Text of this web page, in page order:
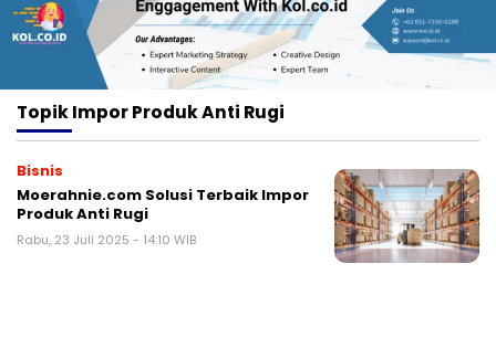
TopikImpor Produk Anti Rugi
Bisnis
Moerahnie.com Solusi Terbaik Impor
Produk Anti Rugi
Rabu, 23 Juli 2025 - 14:10 WIB